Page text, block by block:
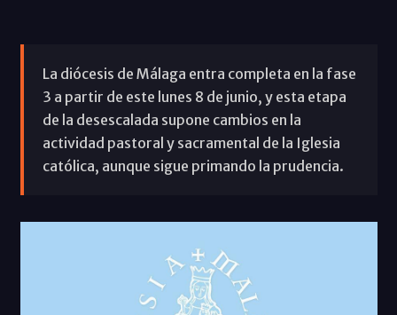
La diócesis de Málaga entra completa en la fase
3 a partir de este lunes 8 de junio, y esta etapa
de la desescalada supone cambios en la
actividad pastoral y sacramental de la Iglesia
católica, aunque sigue primando la prudencia.